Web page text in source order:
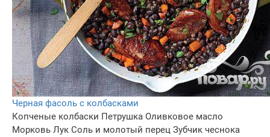
Черная фасоль с колбасками
Копченые колбаски Петрушка Оливковое масло
Морковь Лук Соль и молотый перец Зубчик чеснока